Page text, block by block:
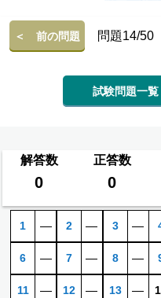
＜ 前の問題 問題14/50
試験問題一覧
解答数 正答数
0 0
1 ―
6 ―
11 ―
2 ―
7 ―
12 ―
3 ―
8 ―
13 ―